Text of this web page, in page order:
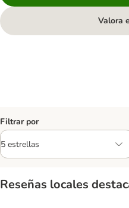
Valora
Filtrar por
Reseñas locales